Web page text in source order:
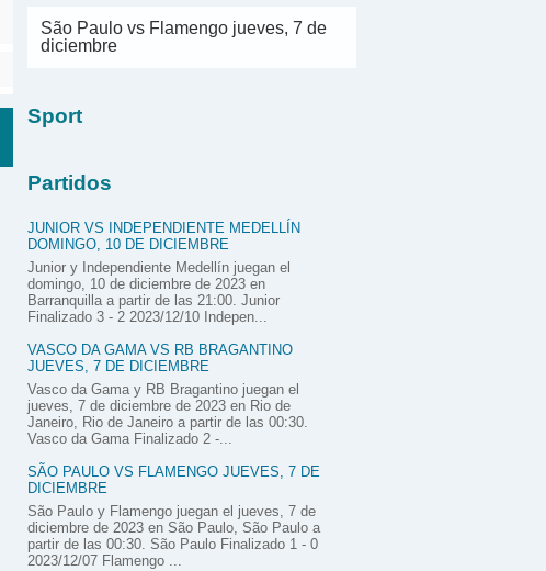
São Paulo vs Flamengo jueves, 7 de
diciembre
Sport
Partidos
JUNIOR VS INDEPENDIENTE MEDELLÍN
DOMINGO, 10 DE DICIEMBRE
Junior y Independiente Medellín juegan el
domingo, 10 de diciembre de 2023 en
Barranquilla a partir de las 21:00. Junior
Finalizado 3 - 2 2023/12/10 Indepen...
VASCO DA GAMA VS RB BRAGANTINO
JUEVES, 7 DE DICIEMBRE
Vasco da Gama y RB Bragantino juegan el
jueves, 7 de diciembre de 2023 en Rio de
Janeiro, Rio de Janeiro a partir de las 00:30.
Vasco da Gama Finalizado 2 -...
SÃO PAULO VS FLAMENGO JUEVES, 7 DE
DICIEMBRE
São Paulo y Flamengo juegan el jueves, 7 de
diciembre de 2023 en São Paulo, São Paulo a
partir de las 00:30. São Paulo Finalizado 1 - 0
2023/12/07 Flamengo ...